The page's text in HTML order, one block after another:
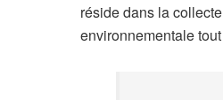
réside dans la
environnementale